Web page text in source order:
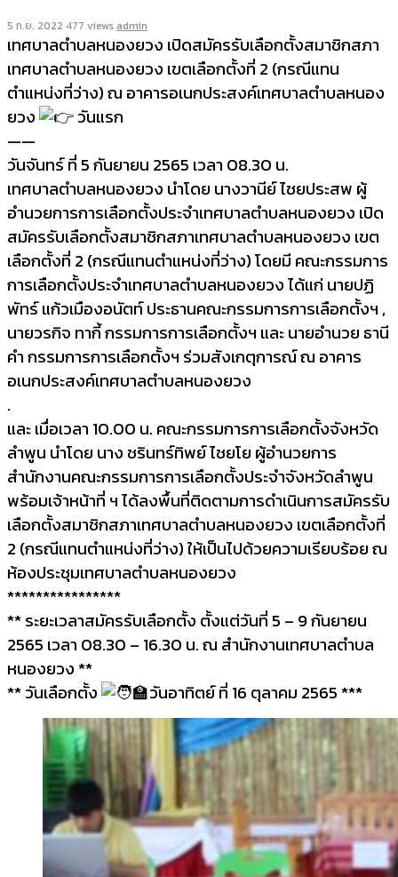
5 ก.ย. 2022 477 views admin
เทศบาลตำบลหนองยวง เปิดสมัครรับเลือกตั้งสมาชิกสภา
เทศบาลตำบลหนองยวง เขตเลือกตั้งที่ 2 (กรณีแทน
ตำแหน่งที่ว่าง) ณ อาคารอเนกประสงค์เทศบาลตำบลหนอง
ยวง
วันแรก
——
วันจันทร์ ที่ 5 กันยายน 2565 เวลา 08.30 น.
เทศบาลตำบลหนองยวง นำโดย นางวานีย์ ไชยประสพ ผู้
อำนวยการการเลือกตั้งประจำเทศบาลตำบลหนองยวง เปิด
สมัครรับเลือกตั้งสมาชิกสภาเทศบาลตำบลหนองยวง เขต
เลือกตั้งที่ 2 (กรณีแทนตำแหน่งที่ว่าง) โดยมี คณะกรรมการ
การเลือกตั้งประจำเทศบาลตำบลหนองยวง ได้แก่ นายปฏิ
พัทร์ แก้วเมืองอนัตท์ ประธานคณะกรรมการการเลือกตั้งฯ ,
นายวรกิจ ทากี้ กรรมการการเลือกตั้งฯ และ นายอำนวย ธานี
คำ กรรมการการเลือกตั้งฯ ร่วมสังเกตุการณ์ ณ อาคาร
อเนกประสงค์เทศบาลตำบลหนองยวง
.
และ เมื่อเวลา 10.00 น. คณะกรรมการการเลือกตั้งจังหวัด
ลำพูน นำโดย นาง ชรินทร์ทิพย์ ไชยโย ผู้อำนวยการ
สำนักงานคณะกรรมการการเลือกตั้งประจำจังหวัดลำพูน
พร้อมเจ้าหน้าที่ ฯ ได้ลงพื้นที่ติดตามการดำเนินการสมัครรับ
เลือกตั้งสมาชิกสภาเทศบาลตำบลหนองยวง เขตเลือกตั้งที่
2 (กรณีแทนตำแหน่งที่ว่าง) ให้เป็นไปด้วยความเรียบร้อย ณ
ห้องประชุมเทศบาลตำบลหนองยวง
****************
** ระยะเวลาสมัครรับเลือกตั้ง ตั้งแต่วันที่ 5 – 9 กันยายน
2565 เวลา 08.30 – 16.30 น. ณ สำนักงานเทศบาลตำบล
หนองยวง **
** วันเลือกตั้ง
วันอาทิตย์ ที่ 16 ตุลาคม 2565 ***